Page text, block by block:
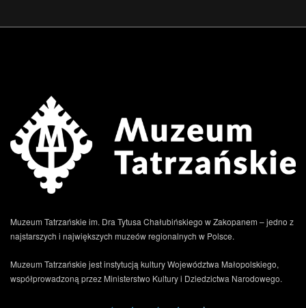
Muzeum Tatrzańskie im. Dra Tytusa Chałubińskiego w Zakopanem – jedno z
najstarszych i największych muzeów regionalnych w Polsce.
Muzeum Tatrzańskie jest instytucją kultury Województwa Małopolskiego,
współprowadzoną przez Ministerstwo Kultury i Dziedzictwa Narodowego.